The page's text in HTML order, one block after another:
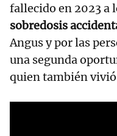
fallecido en 2023 a
sobredosis
Angus y por las
una segunda
quien también